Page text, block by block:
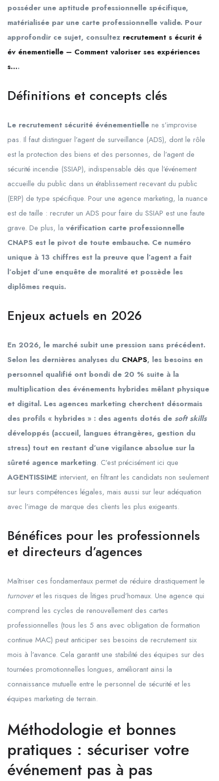
posséder une aptitude professionnelle spécifique,
matérialisée par une carte professionnelle valide. Pour
approfondir ce sujet, consultez recrutement s écurit é
év énementielle – Comment valoriser ses expériences
s….
Définitions et concepts clés
Le recrutement sécurité événementielle ne s’improvise
pas. Il faut distinguer l’agent de surveillance (ADS), dont le rôle
est la protection des biens et des personnes, de l’agent de
sécurité incendie (SSIAP), indispensable dès que l’événement
accueille du public dans un établissement recevant du public
(ERP) de type spécifique. Pour une agence marketing, la nuance
est de taille : recruter un ADS pour faire du SSIAP est une faute
grave. De plus, la vérification carte professionnelle
CNAPS est le pivot de toute embauche. Ce numéro
unique à 13 chiffres est la preuve que l’agent a fait
l’objet d’une enquête de moralité et possède les
diplômes requis.
Enjeux actuels en 2026
En 2026, le marché subit une pression sans précédent.
Selon les dernières analyses du CNAPS, les besoins en
personnel qualifié ont bondi de 20 % suite à la
multiplication des événements hybrides mêlant physique
et digital. Les agences marketing cherchent désormais
des profils « hybrides » : des agents dotés de soft skills
développés (accueil, langues étrangères, gestion du
stress) tout en restant d’une vigilance absolue sur la
sûreté agence marketing. C’est précisément ici que
AGENTISSIME intervient, en filtrant les candidats non seulement
sur leurs compétences légales, mais aussi sur leur adéquation
avec l’image de marque des clients les plus exigeants.
Bénéfices pour les professionnels
et directeurs d’agences
Maîtriser ces fondamentaux permet de réduire drastiquement le
turnoveret les risques de litiges prud’homaux. Une agence qui
comprend les cycles de renouvellement des cartes
professionnelles (tous les 5 ans avec obligation de formation
continue MAC) peut anticiper ses besoins de recrutement six
mois à l’avance. Cela garantit une stabilité des équipes sur des
tournées promotionnelles longues, améliorant ainsi la
connaissance mutuelle entre le personnel de sécurité et les
équipes marketing de terrain.
Méthodologie et bonnes
pratiques : sécuriser votre
événement pas à pas